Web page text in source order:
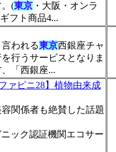
(東京 ・大阪・オンラ
フト商品4...
われる東京西銀座チャ
行うサービスとなりま
「西銀座...
ァピニ28】植物由来成
関係者も絶賛した話題
ック認証機関エコサー